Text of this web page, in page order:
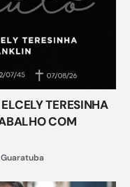
TERESINHA
COM
Guaratuba